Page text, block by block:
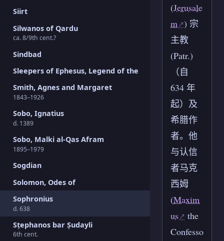
Siirt
Silwanos of Qardu
ca. 8/9th cent.?
Sindbad
Sleepers of Ephesus, Legend of the
Smith, Agnes and Margaret
1843–1926
Sobo, Ignatius
d. 1389
Sobo, Malki al-Qas Afram
1895–1979
Sogdian
Solomon, Odes of
Sophronius
d. 638
Sṭephanos bar Ṣudayli
6th cent.
(Jerusale
m ) 宗
主教
(Patr.)
（自
634 年
起）及
希腊作
者。他
与认信
者马克
西姆
(Maxim
us
the
Confesso